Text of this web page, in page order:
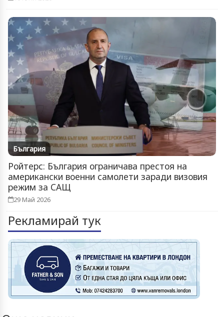
България
Ройтерс: България ограничава престоя на
американски военни самолети заради визовия
режим за САЩ
29 Май 2026
Рекламирай тук